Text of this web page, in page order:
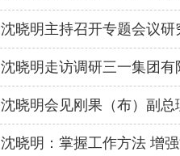
沈晓明走访调研三一集团有
沈晓明会见刚果（布）副总